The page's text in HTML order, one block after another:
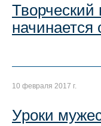
Творческий
10 февраля 2017 г.
Уроки